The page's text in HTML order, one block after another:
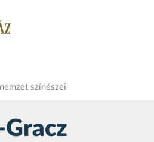
színészei